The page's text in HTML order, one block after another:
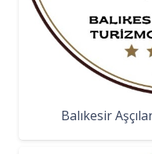
Balıkesir